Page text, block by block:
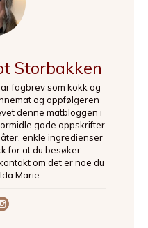
Storbakken
fagbrev som kokk og
og oppfølgeren
denne matbloggen i
gode oppskrifter
enkle ingredienser
for at du besøker
om det er noe du
Marie